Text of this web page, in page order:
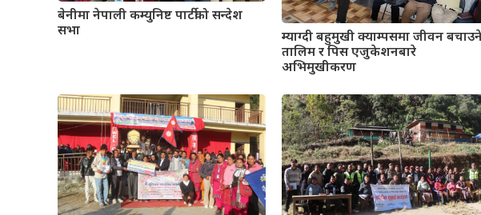
बेनीमा नेपाली कम्युनिष्ट पार्टीको सन्देश
सभा
म्याग्दी बहुमुखी क्याम्पसमा जीवन
तालिम र पिस एजुकेशनबारे
अभिमुखीकरण